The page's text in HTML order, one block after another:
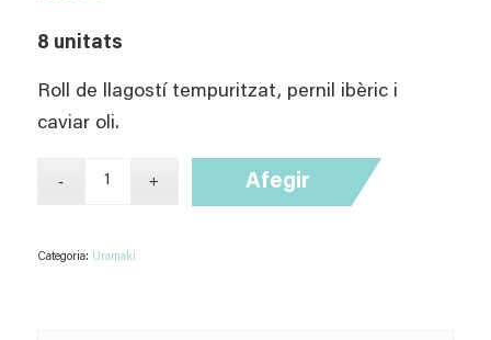
8 unitats
Roll de llagostí tempuritzat, pernil ibèric i
caviar oli.
Afegir
Categoria: Uramaki